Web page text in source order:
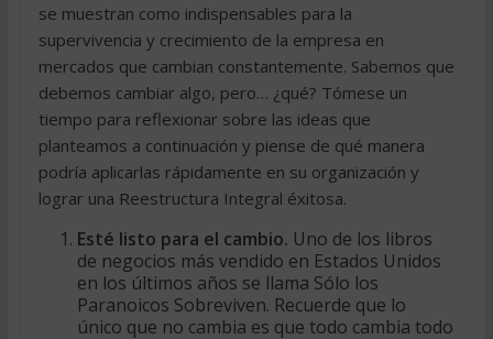
se muestran como indispensables para la
supervivencia y crecimiento de la empresa en
mercados que cambian constantemente. Sabemos que
debemos cambiar algo, pero… ¿qué? Tómese un
tiempo para reflexionar sobre las ideas que
planteamos a continuación y piense de qué manera
podría aplicarlas rápidamente en su organización y
lograr una Reestructura Integral éxitosa.
Esté listo para el cambio. Uno de los libros
de negocios más vendido en Estados Unidos
en los últimos años se llama Sólo los
Paranoicos Sobreviven. Recuerde que lo
único que no cambia es que todo cambia todo